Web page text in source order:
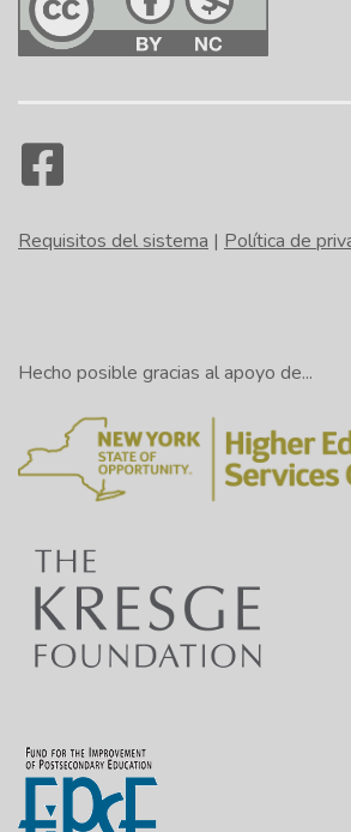
Requisitos del sistema | Política de
Hecho posible gracias al apoyo de...